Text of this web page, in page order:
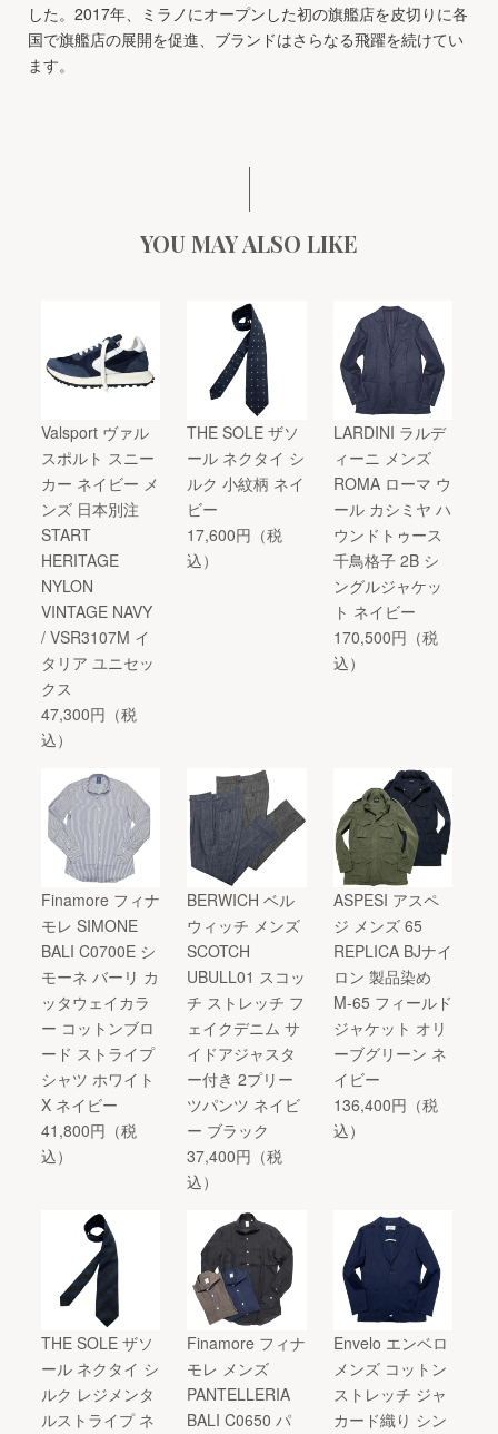
した。2017年、ミラノにオープンした初の旗艦店を皮切りに各
国で旗艦店の展開を促進、ブランドはさらなる飛躍を続けてい
ます。
YOU MAY ALSO LIKE
Valsport ヴァル
スポルト スニー
カー ネイビー メ
ンズ 日本別注
START
HERITAGE
NYLON
VINTAGE NAVY
/ VSR3107M イ
タリア ユニセッ
クス
47,300円（税
込）
THE SOLE ザソ
ール ネクタイ シ
ルク 小紋柄 ネイ
ビー
17,600円（税
込）
LARDINI ラルデ
ィーニ メンズ
ROMA ローマ ウ
ール カシミヤ ハ
ウンドトゥース
千鳥格子 2B シ
ングルジャケッ
ト ネイビー
170,500円（税
込）
Finamore フィナ
モレ SIMONE
BALI C0700E シ
モーネ バーリ カ
ッタウェイカラ
ー コットンブロ
ード ストライプ
シャツ ホワイト
X ネイビー
41,800円（税
込）
BERWICH ベル
ウィッチ メンズ
SCOTCH
UBULL01 スコッ
チ ストレッチ フ
ェイクデニム サ
イドアジャスタ
ー付き 2プリー
ツパンツ ネイビ
ー ブラック
37,400円（税
込）
ASPESI アスペ
ジ メンズ 65
REPLICA BJナイ
ロン 製品染め
M-65 フィールド
ジャケット オリ
ーブグリーン ネ
イビー
136,400円（税
込）
THE SOLE ザソ
ール ネクタイ シ
ルク レジメンタ
ルストライプ ネ
Finamore フィナ
モレ メンズ
PANTELLERIA
BALI C0650 パ
Envelo エンベロ
メンズ コットン
ストレッチ ジャ
カード織り シン